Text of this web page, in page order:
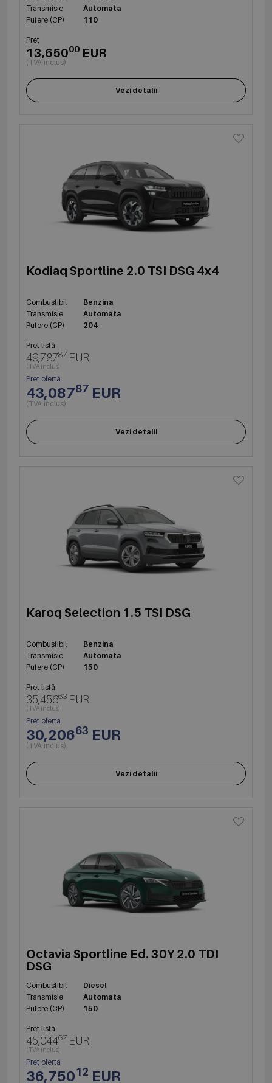
Transmisie
Automata
Putere (CP)
110
Preț
13,65000 EUR
(TVA inclus)
Vezi detalii
Kodiaq Sportline 2.0 TSI DSG 4x4
Combustibil
Benzina
Transmisie
Automata
Putere (CP)
204
Preț listă
49,78787 EUR
(TVA inclus)
Preț ofertă
43,08787 EUR
(TVA inclus)
Vezi detalii
Karoq Selection 1.5 TSI DSG
Combustibil
Benzina
Transmisie
Automata
Putere (CP)
150
Preț listă
35,45663 EUR
(TVA inclus)
Preț ofertă
30,20663 EUR
(TVA inclus)
Vezi detalii
Octavia Sportline Ed. 30Y 2.0 TDI
DSG
Combustibil
Diesel
Transmisie
Automata
Putere (CP)
150
Preț listă
45,04467 EUR
(TVA inclus)
Preț ofertă
36,75012 EUR